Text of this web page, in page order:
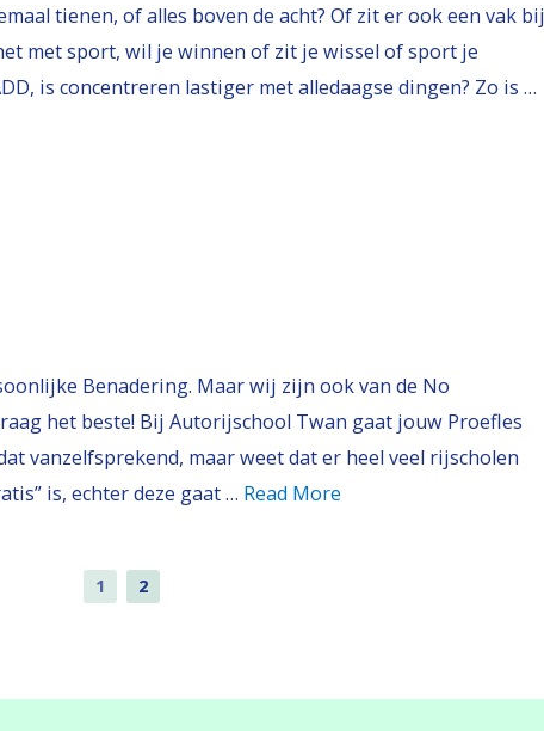
tienen, of alles boven de acht? Of zit er ook een vak bij
met sport, wil je winnen of zit je wissel of sport je
is concentreren lastiger met alledaagse dingen? Zo is …
Benadering. Maar wij zijn ook van de No
het beste! Bij Autorijschool Twan gaat jouw Proefles
vanzelfsprekend, maar weet dat er heel veel rijscholen
is, echter deze gaat … Read More
1 2